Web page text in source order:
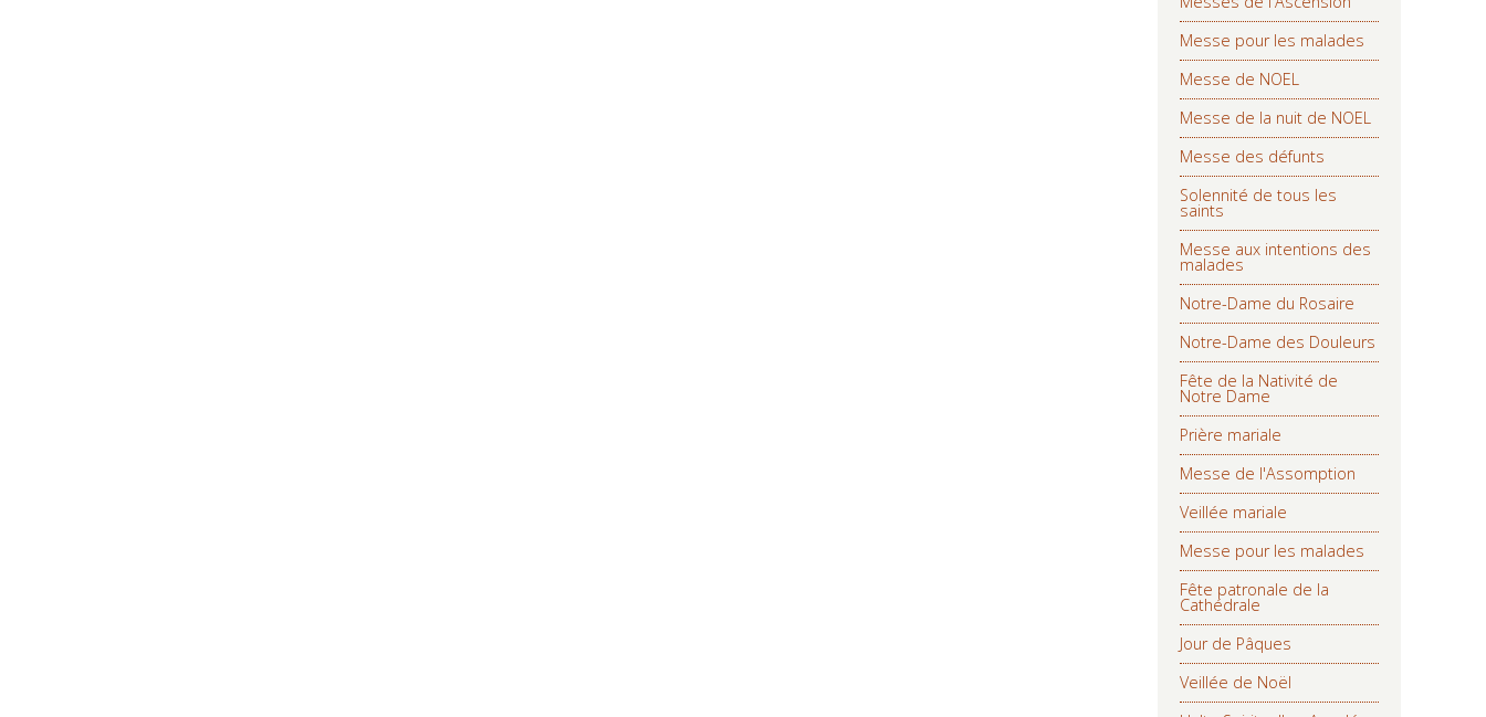
Messe pour les malades
Messe de NOEL
Messe de la nuit de NOEL
Messe des défunts
Solennité de tous les
saints
Messe aux intentions des
malades
Notre-Dame du Rosaire
Notre-Dame des Douleurs
Fête de la Nativité de
Notre Dame
Prière mariale
Messe de l'Assomption
Veillée mariale
Messe pour les malades
Fête patronale de la
Cathédrale
Jour de Pâques
Veillée de Noël